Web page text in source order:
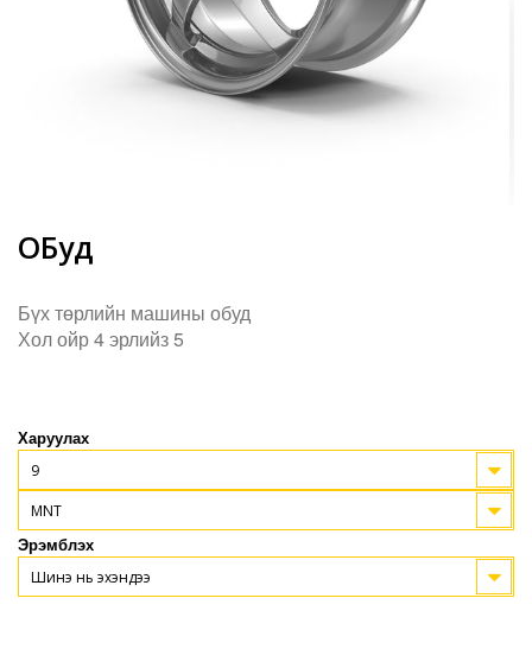
ОБуд
Бүх төрлийн машины обуд
Хол ойр 4 эрлийз 5
Харуулах
9
MNT
Эрэмблэх
Шинэ нь эхэндээ